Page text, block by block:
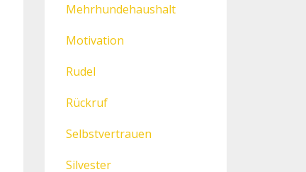
Mehrhundehaushalt
Motivation
Rudel
Rückruf
Selbstvertrauen
Silvester